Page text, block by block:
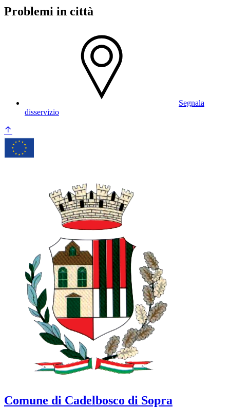
Problemi in città
Segnala
disservizio
Comune di Cadelbosco di Sopra